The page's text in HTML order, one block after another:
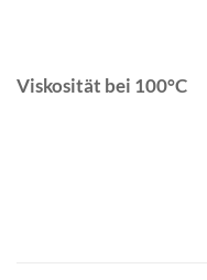
Viskosität bei 100°C